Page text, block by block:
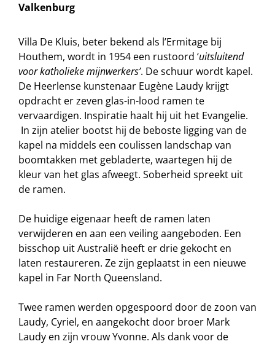
Valkenburg
Villa De Kluis, beter bekend als l’Ermitage bij
Houthem, wordt in 1954 een rustoord ‘uitsluitend
voor katholieke mijnwerkers’. De schuur wordt kapel.
De Heerlense kunstenaar Eugène Laudy krijgt
opdracht er zeven glas-in-lood ramen te
vervaardigen. Inspiratie haalt hij uit het Evangelie.
In zijn atelier bootst hij de beboste ligging van de
kapel na middels een coulissen landschap van
boomtakken met gebladerte, waartegen hij de
kleur van het glas afweegt. Soberheid spreekt uit
de ramen.
De huidige eigenaar heeft de ramen laten
verwijderen en aan een veiling aangeboden. Een
bisschop uit Australië heeft er drie gekocht en
laten restaureren. Ze zijn geplaatst in een nieuwe
kapel in Far North Queensland.
Twee ramen werden opgespoord door de zoon van
Laudy, Cyriel, en aangekocht door broer Mark
Laudy en zijn vrouw Yvonne. Als dank voor de